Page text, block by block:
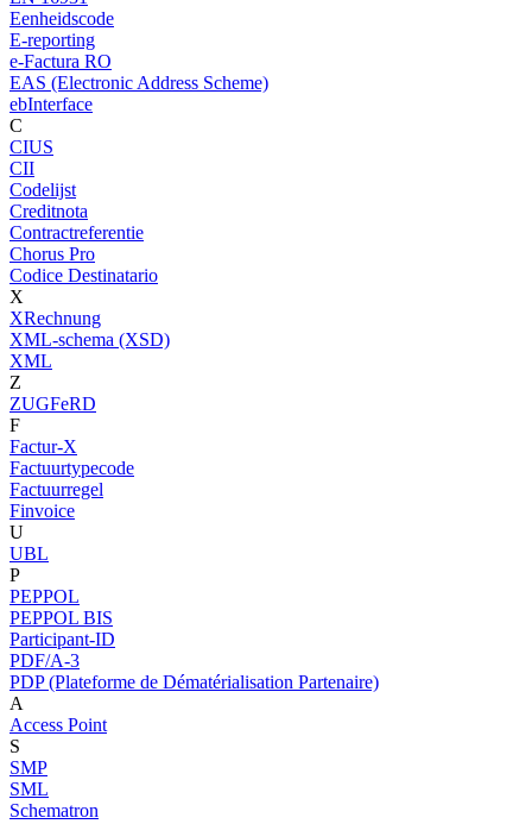
Eenheidscode
E-reporting
e-Factura RO
EAS (Electronic Address Scheme)
ebInterface
C
CIUS
CII
Codelijst
Creditnota
Contractreferentie
Chorus Pro
Codice Destinatario
X
XRechnung
XML-schema (XSD)
XML
Z
ZUGFeRD
F
Factur-X
Factuurtypecode
Factuurregel
Finvoice
U
UBL
P
PEPPOL
PEPPOL BIS
Participant-ID
PDF/A-3
PDP (Plateforme de Dématérialisation Partenaire)
A
Access Point
S
SMP
SML
Schematron